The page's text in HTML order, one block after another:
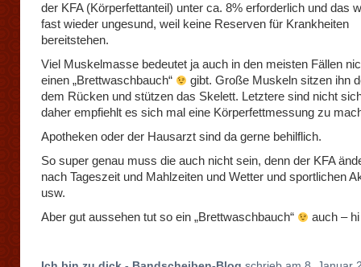
der KFA (Körperfettanteil) unter ca. 8% erforderlich und das
fast wieder ungesund, weil keine Reserven für Krankheiten
bereitstehen.
Viel Muskelmasse bedeutet ja auch in den meisten Fällen
einen „Brettwaschbauch“
gibt. Große Muskeln sitzen ihn
dem Rücken und stützen das Skelett. Letztere sind nicht
daher empfiehlt es sich mal eine Körperfettmessung zu
Apotheken oder der Hausarzt sind da gerne behilflich.
So super genau muss die auch nicht sein, denn der KFA
nach Tageszeit und Mahlzeiten und Wetter und sportlichen
usw.
Aber gut aussehen tut so ein „Brettwaschbauch“
auch –